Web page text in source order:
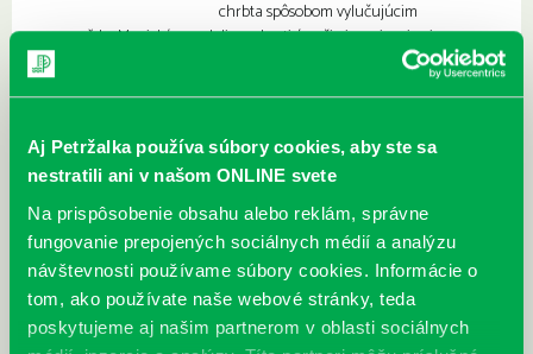
Aj Petržalka používa súbory cookies, aby ste sa
nestratili ani v našom ONLINE svete
Na prispôsobenie obsahu alebo reklám, správne
fungovanie prepojených sociálnych médií a analýzu
návštevnosti používame súbory cookies. Informácie o
tom, ako používate naše webové stránky, teda
poskytujeme aj našim partnerom v oblasti sociálnych
chrbta spôsobom vylučujúcim
samovraždu. Magická noc deliaca dve tisícročia im prinesie viac
prekvapení, bohužiaľ, prekvapenia na oddelení vrážd väčšinou stoja
niekoho nevinného život.